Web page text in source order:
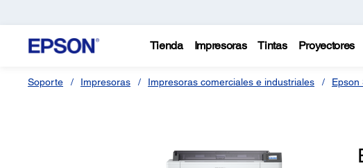
Tienda Impresoras Tintas Proyectores
Soporte Impresoras Impresoras comerciales e industriales Epson